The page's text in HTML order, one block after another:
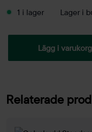
1 i lager Lager i
Lägg i varukorg
Relaterade